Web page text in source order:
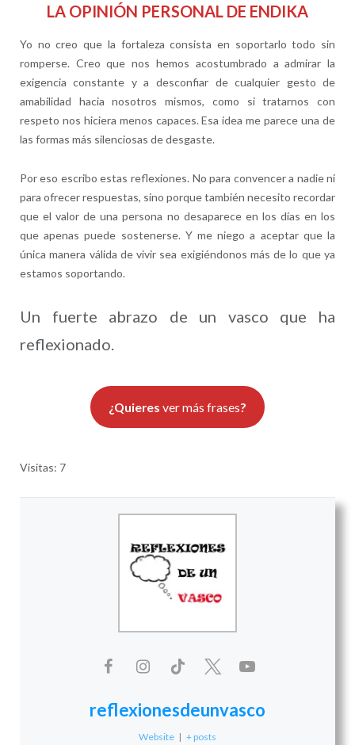
LA OPINIÓN PERSONAL DE ENDIKA
Yo no creo que la fortaleza consista en soportarlo todo sin
romperse. Creo que nos hemos acostumbrado a admirar la
exigencia constante y a desconfiar de cualquier gesto de
amabilidad hacia nosotros mismos, como si tratarnos con
respeto nos hiciera menos capaces. Esa idea me parece una de
las formas más silenciosas de desgaste.
Por eso escribo estas reflexiones. No para convencer a nadie ni
para ofrecer respuestas, sino porque también necesito recordar
que el valor de una persona no desaparece en los días en los
que apenas puede sostenerse. Y me niego a aceptar que la
única manera válida de vivir sea exigiéndonos más de lo que ya
estamos soportando.
Un fuerte abrazo de un vasco que ha
reflexionado.
¿Quieres ver más frases?
Visitas: 7
reflexionesdeunvasco
Website | + posts